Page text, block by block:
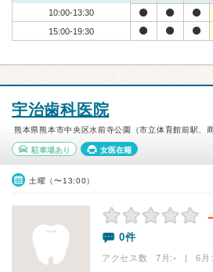
10:00-13:30
15:00-19:30
宇治歯科医院
熊本県熊本市中央区水前寺公園（市立体育館前駅、
駐車場あり 女医在籍
土曜（〜13:00）
0件
アクセス数 7月:- | 6月: